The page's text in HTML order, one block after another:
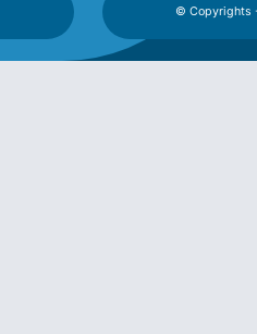
© Copyrights